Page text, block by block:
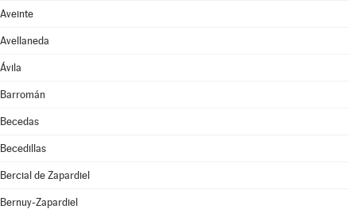
Aveinte
Avellaneda
Ávila
Barromán
Becedas
Becedillas
Bercial de Zapardiel
Bernuy-Zapardiel